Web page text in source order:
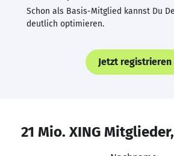
Schon als Basis-Mitglied kannst Du
deutlich optimieren.
Jetzt registrieren
21 Mio. XING